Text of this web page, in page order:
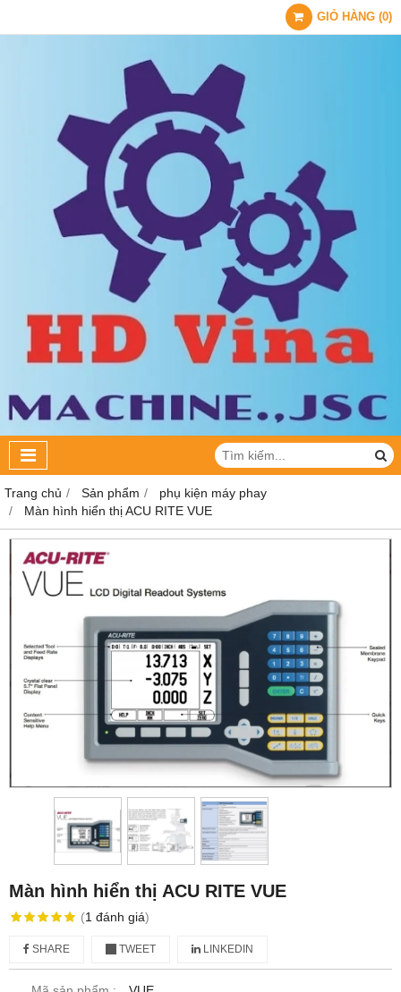
GIỎ HÀNG (0)
Trang chủ Sản phẩm
phụ kiện máy phay
Màn hình hiển thị ACU RITE VUE
Màn hình hiển thị ACU RITE VUE
(1 đánh giá)
SHARE TWEET LINKEDIN